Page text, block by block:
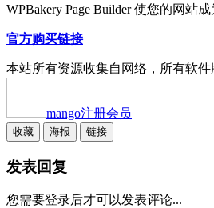
WPBakery Page Builder 使您的网站
官方购买链接
本站所有资源收集自网络，所有软件
mango注册会员
收藏 海报 链接
发表回复
您需要登录后才可以发表评论...